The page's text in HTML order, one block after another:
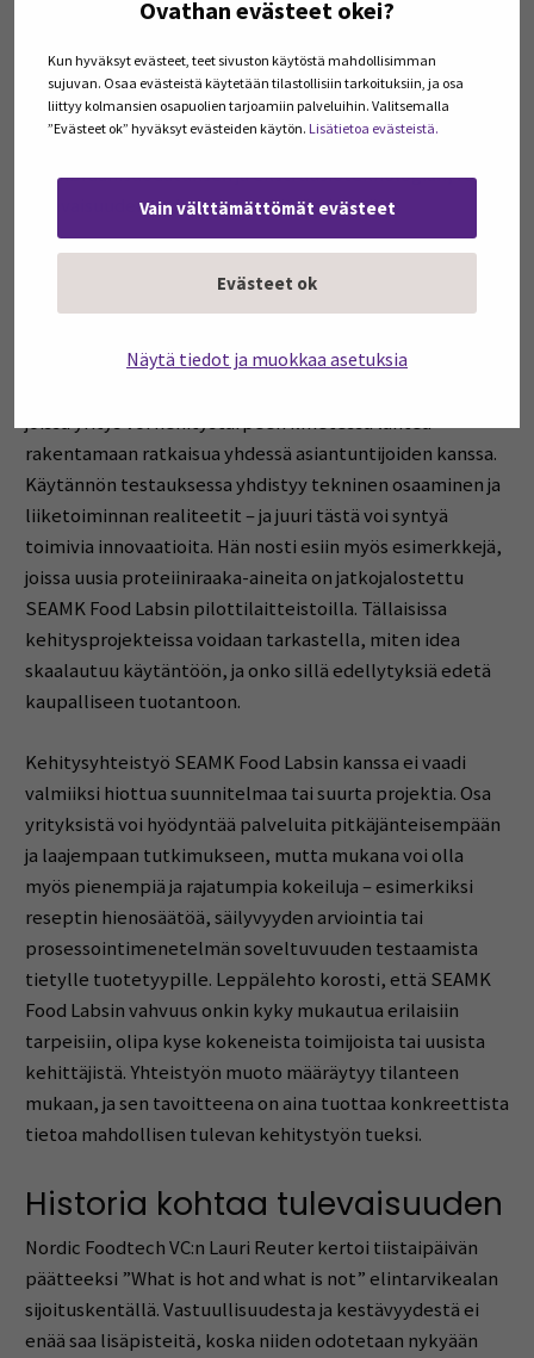
Ovathan evästeet okei?
Kun hyväksyt evästeet, teet sivuston käytöstä mahdollisimman
sujuvan. Osaa evästeistä käytetään tilastollisiin tarkoituksiin, ja osa
liittyy kolmansien osapuolien tarjoamiin palveluihin. Valitsemalla
”Evästeet ok” hyväksyt evästeiden käytön. Lisätietoa evästeistä.
Vain välttämättömät evästeet
Evästeet ok
Näytä tiedot ja muokkaa asetuksia
tutkimustoiminta ja elintarvikealan yritykset saman
kehitysalustan ympärille. SEAMK Food Labs tarjoaa tähän
monipuoliset puitteet, jotka tukevat innovaatioiden
ketterää kokeilua ideasta pilotointiin. Erityisesti hän toi
esiin uusien prosessointiteknologioiden, kuten
membraanisuodatuksen ja ekstruusioteknologian, roolin
tulevaisuuden ratkaisujen kehittämisessä.
kehittäminen tarvitsee rinnalleen myös
valmiiksi paperilla, vaan niitä täytyy testata
joissa yritys voi kehitystarpeen ilmetessä lähteä
rakentamaan ratkaisua yhdessä asiantuntijoiden kanssa.
Käytännön testauksessa yhdistyy tekninen osaaminen ja
liiketoiminnan realiteetit – ja juuri tästä voi syntyä
toimivia innovaatioita. Hän nosti esiin myös esimerkkejä,
joissa uusia proteiiniraaka-aineita on jatkojalostettu
SEAMK Food Labsin pilottilaitteistoilla. Tällaisissa
kehitysprojekteissa voidaan tarkastella, miten idea
skaalautuu käytäntöön, ja onko sillä edellytyksiä edetä
kaupalliseen tuotantoon.
Kehitysyhteistyö SEAMK Food Labsin kanssa ei vaadi
valmiiksi hiottua suunnitelmaa tai suurta projektia. Osa
yrityksistä voi hyödyntää palveluita pitkäjänteisempään
ja laajempaan tutkimukseen, mutta mukana voi olla
myös pienempiä ja rajatumpia kokeiluja – esimerkiksi
reseptin hienosäätöä, säilyvyyden arviointia tai
prosessointimenetelmän soveltuvuuden testaamista
tietylle tuotetyypille. Leppälehto korosti, että SEAMK
Food Labsin vahvuus onkin kyky mukautua erilaisiin
tarpeisiin, olipa kyse kokeneista toimijoista tai uusista
kehittäjistä. Yhteistyön muoto määräytyy tilanteen
mukaan, ja sen tavoitteena on aina tuottaa konkreettista
tietoa mahdollisen tulevan kehitystyön tueksi.
Historia kohtaa tulevaisuuden
Nordic Foodtech VC:n Lauri Reuter kertoi tiistaipäivän
päätteeksi ”What is hot and what is not” elintarvikealan
sijoituskentällä. Vastuullisuudesta ja kestävyydestä ei
enää saa lisäpisteitä, koska niiden odotetaan nykyään